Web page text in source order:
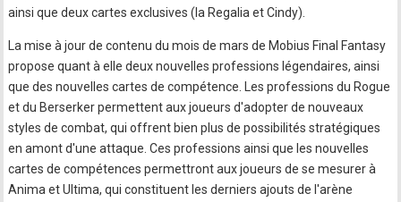
ainsi que deux cartes exclusives (la Regalia et Cindy).
La mise à jour de contenu du mois de mars de Mobius Final Fantasy
propose quant à elle deux nouvelles professions légendaires, ainsi
que des nouvelles cartes de compétence. Les professions du Rogue
et du Berserker permettent aux joueurs d'adopter de nouveaux
styles de combat, qui offrent bien plus de possibilités stratégiques
en amont d'une attaque. Ces professions ainsi que les nouvelles
cartes de compétences permettront aux joueurs de se mesurer à
Anima et Ultima, qui constituent les derniers ajouts de l'arène